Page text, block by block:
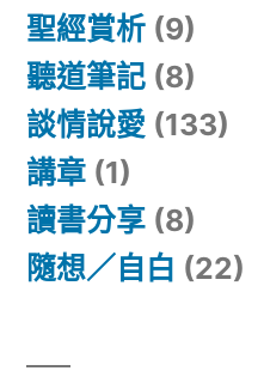
聖經賞析 (9)
聽道筆記 (8)
談情說愛 (133)
講章 (1)
讀書分享 (8)
隨想／自白 (22)